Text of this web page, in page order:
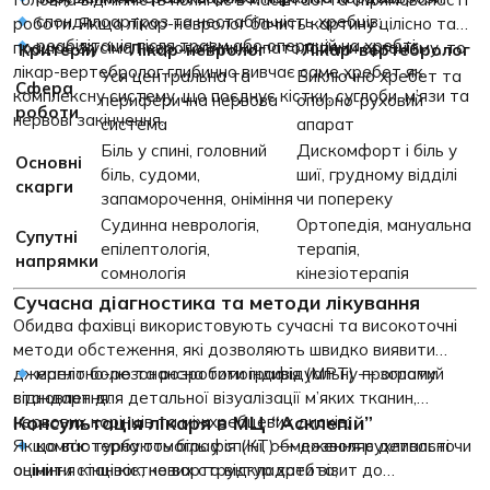
спондилоартроз та нестабільність хребців;
реабілітація після травм або операцій на хребті.
роботи. Якщо лікар-невролог бачить картину цілісно та
працює з усіма неврологічними патологіями організму, то
лікар-вертебролог глибинно вивчає саме хребет як
комплексну систему, що поєднує кістки, суглоби, м’язи та
нервові закінчення.
Критерій Лікар-невролог
Лікар-вертебролог
Сфера
роботи
Уся центральна та
периферична нервова
система
Виключно хребет та
опорно-руховий
апарат
Основні
скарги
Біль у спині, головний
біль, судоми,
запаморочення, оніміння
Дискомфорт і біль у
шиї, грудному відділі
чи попереку
Супутні
напрямки
Судинна неврологія,
епілептологія,
сомнологія
Ортопедія, мануальна
терапія,
кінезіотерапія
Сучасна діагностика та методи лікування
Обидва фахівці використовують сучасні та високоточні
методи обстеження, які дозволяють швидко виявити
джерело болю та розробити індивідуальну програму
відновлення.
магнітно-резонансна томографія (МРТ)— золотий
стандарт для детальної візуалізації м’яких тканин,
нервових корінців та міжхребцевих дисків;
комп’ютерна томографія (КТ)— дозволяє детально
оцінити стан кісткових структур хребта;
Консультація лікаря в МЦ “Асклепій”
Якщо вас турбують біль у спині, обмеження рухливості чи
оніміння кінцівок, не варто відкладати візит до